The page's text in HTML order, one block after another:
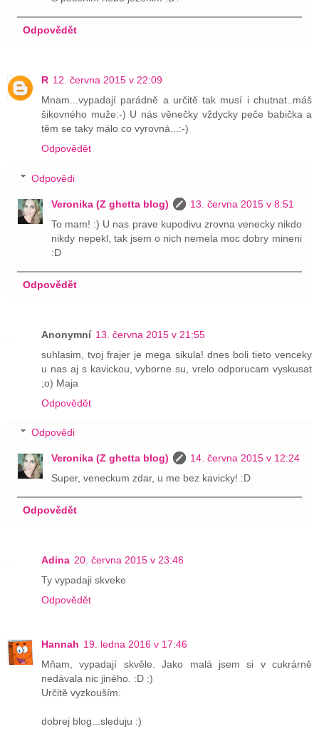
Odpovědět
R 12. června 2015 v 22:09
Mnam...vypadají parádně a určitě tak musí i chutnat..máš
šikovného muže:-) U nás věnečky vždycky peče babička a
těm se taky málo co vyrovná...:-)
Odpovědět
Odpovědi
Veronika (Z ghetta blog)
13. června 2015 v 8:51
To mam! :) U nas prave kupodivu zrovna venecky nikdo
nikdy nepekl, tak jsem o nich nemela moc dobry mineni
:D
Odpovědět
Anonymní 13. června 2015 v 21:55
suhlasim, tvoj frajer je mega sikula! dnes boli tieto venceky
u nas aj s kavickou, vyborne su, vrelo odporucam vyskusat
;o) Maja
Odpovědět
Odpovědi
Veronika (Z ghetta blog)
14. června 2015 v 12:24
Super, veneckum zdar, u me bez kavicky! :D
Odpovědět
Adina 20. června 2015 v 23:46
Ty vypadaji skveke
Odpovědět
Hannah 19. ledna 2016 v 17:46
Mňam, vypadají skvěle. Jako malá jsem si v cukrárně
nedávala nic jiného. :D :)
Určitě vyzkouším.
dobrej blog...sleduju :)